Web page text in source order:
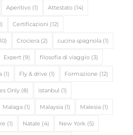
Aperitivo(1) Attestato(14)
Certificazioni (12)
Crociera(2) cucina spagnola(1)
Expert(9) filosofia di viaggio(3)
(1) Fly & drive (1) Formazione (12)
Only(8) istanbul (1)
Malaga(1) Malaysia(1) Malesia(1)
(1) Natale (4) New York (5)